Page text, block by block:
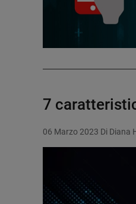
7
06 Marzo 2023 Di Diana